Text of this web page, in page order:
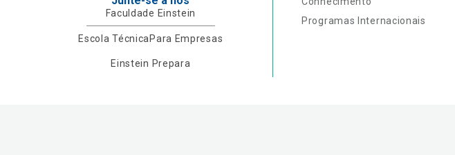
Faculdade Einstein
Escola Técnica Para Empresas
Einstein Prepara
Programas Internacionais